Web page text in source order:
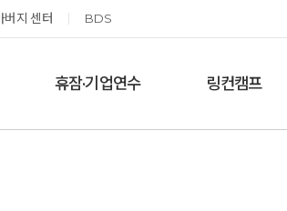
버지 센터 BDS
휴잠·기업연수 링컨캠프